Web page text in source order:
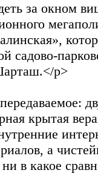
за окном
садово-
p>
крытая
а
в какое